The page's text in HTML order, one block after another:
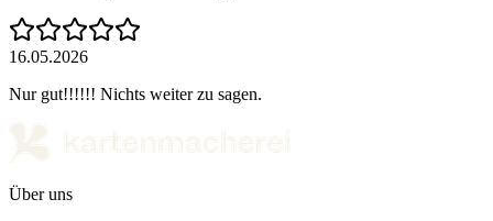
16.05.2026
Nur gut!!!!!! Nichts weiter zu sagen.
Über uns